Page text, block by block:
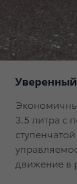
3.5 литра с
движение в